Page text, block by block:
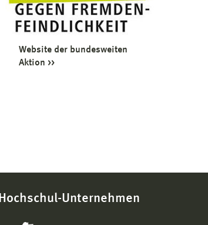
Website der bundesweiten
Aktion
Hochschul-Unternehmen